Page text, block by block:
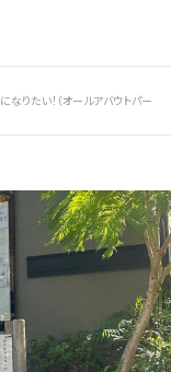
りたい！（オールアバウトパー